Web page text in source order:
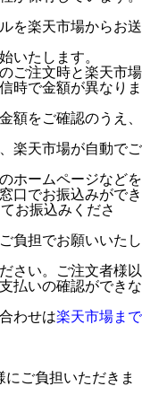
を楽天市場からお送
いたします。
ご注文時と楽天市場
時で金額が異なりま
額をご確認のうえ、
楽天市場が自動でご
ホームページなどを
口でお振込みができ
お振込みくださ
負担でお願いいたし
さい。ご注文者様以
払いの確認ができな
わせは楽天市場まで
にご負担いただきま